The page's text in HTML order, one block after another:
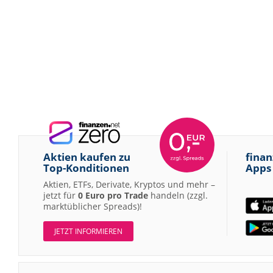
Aktien kaufen zu
Top-Konditionen
Aktien, ETFs, Derivate, Kryptos und mehr –
jetzt für 0 Euro pro Trade handeln (zzgl.
marktüblicher Spreads)!
JETZT INFORMIEREN
Apps